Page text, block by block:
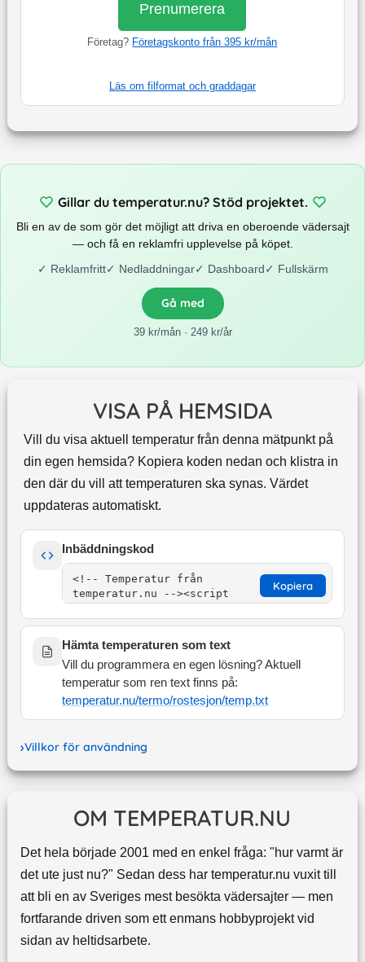
Prenumerera
Företag? Företagskonto från 395 kr/mån
Läs om filformat och graddagar
Gillar du temperatur.nu? Stöd projektet.
Bli en av de som gör det möjligt att driva en oberoende vädersajt
— och få en reklamfri upplevelse på köpet.
✓ Reklamfritt✓ Nedladdningar✓ Dashboard✓ Fullskärm
Gå med
39 kr/mån · 249 kr/år
VISA PÅ HEMSIDA
Vill du visa aktuell temperatur från denna mätpunkt på
din egen hemsida? Kopiera koden nedan och klistra in
den där du vill att temperaturen ska synas. Värdet
uppdateras automatiskt.
Inbäddningskod
Kopiera
Hämta temperaturen som text
Vill du programmera en egen lösning? Aktuell
temperatur som ren text finns på:
temperatur.nu/termo/rostesjon/temp.txt
Villkor för användning
OM TEMPERATUR.NU
Det hela började 2001 med en enkel fråga: "hur varmt är
det ute just nu?" Sedan dess har temperatur.nu vuxit till
att bli en av Sveriges mest besökta vädersajter — men
fortfarande driven som ett enmans hobbyprojekt vid
sidan av heltidsarbete.